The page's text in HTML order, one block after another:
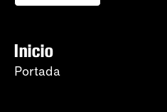
Inicio
Portada